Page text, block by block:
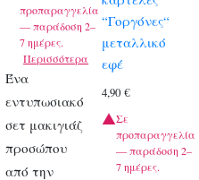
προπαραγγελία
— παράδοση 2–
7 ημέρες.
Περισσότερα
Ένα
εντυπωσιακό
σετ μακιγιάζ
προσώπου
από την
“Γοργόνες“
μεταλλικό
εφέ
4,90€
Σε
προπαραγγελία
— παράδοση 2–
7 ημέρες.